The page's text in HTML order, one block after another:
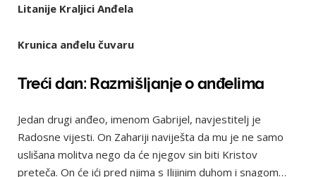
Litanije Kraljici Anđela
Krunica anđelu čuvaru
Treći dan: Razmišljanje o anđelima
Jedan drugi anđeo, imenom Gabrijel, navjestitelj je
Radosne vijesti. On Zahariji naviješta da mu je ne samo
uslišana molitva nego da će njegov sin biti Kristov
preteča. On će ići pred njima s Ilijinim duhom i snagom…